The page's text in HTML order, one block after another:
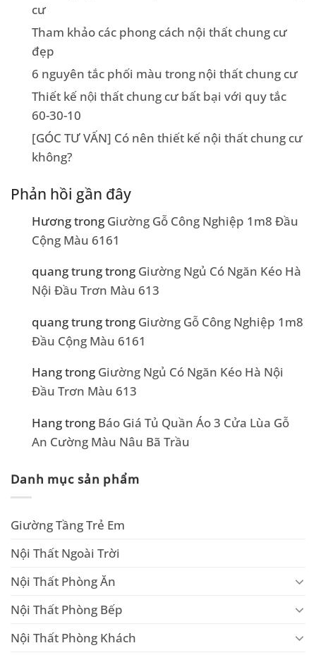
cư
Tham khảo các phong cách nội thất chung cư
đẹp
6 nguyên tắc phối màu trong nội thất chung cư
Thiết kế nội thất chung cư bất bại với quy tắc
60-30-10
[GÓC TƯ VẤN] Có nên thiết kế nội thất chung cư
không?
Phản hồi gần đây
Hươngtrong Giường Gỗ Công Nghiệp 1m8 Đầu
Cộng Màu 6161
quang trungtrong Giường Ngủ Có Ngăn Kéo Hà
Nội Đầu Trơn Màu 613
quang trungtrong Giường Gỗ Công Nghiệp 1m8
Đầu Cộng Màu 6161
Hangtrong Giường Ngủ Có Ngăn Kéo Hà Nội
Đầu Trơn Màu 613
Hangtrong Báo Giá Tủ Quần Áo 3 Cửa Lùa Gỗ
An Cường Màu Nâu Bã Trầu
Danh mục sản phẩm
Giường Tầng Trẻ Em
Nội Thất Ngoài Trời
Nội Thất Phòng Ăn
Nội Thất Phòng Bếp
Nội Thất Phòng Khách